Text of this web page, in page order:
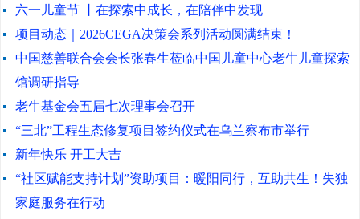
六一儿童节 丨在探索中成长，在陪伴中发现
项目动态｜2026CEGA决策会系列活动圆满结束！
中国慈善联合会会长张春生莅临中国儿童中心老牛儿童探索
馆调研指导
老牛基金会五届七次理事会召开
“三北”工程生态修复项目签约仪式在乌兰察布市举行
新年快乐 开工大吉
“社区赋能支持计划”资助项目：暖阳同行，互助共生！失独
家庭服务在行动